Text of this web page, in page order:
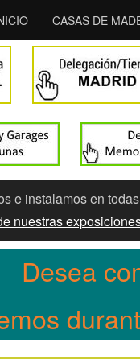
CASAS DE
e instalamos en
nuestras
Desea